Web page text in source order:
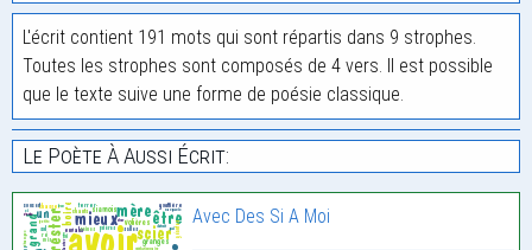
L'écrit contient 191 mots qui sont répartis dans 9 strophes.
Toutes les strophes sont composés de 4 vers. Il est possible
que le texte suive une forme de poésie classique.
Le Poète À Aussi Écrit:
Avec Des Si A Moi